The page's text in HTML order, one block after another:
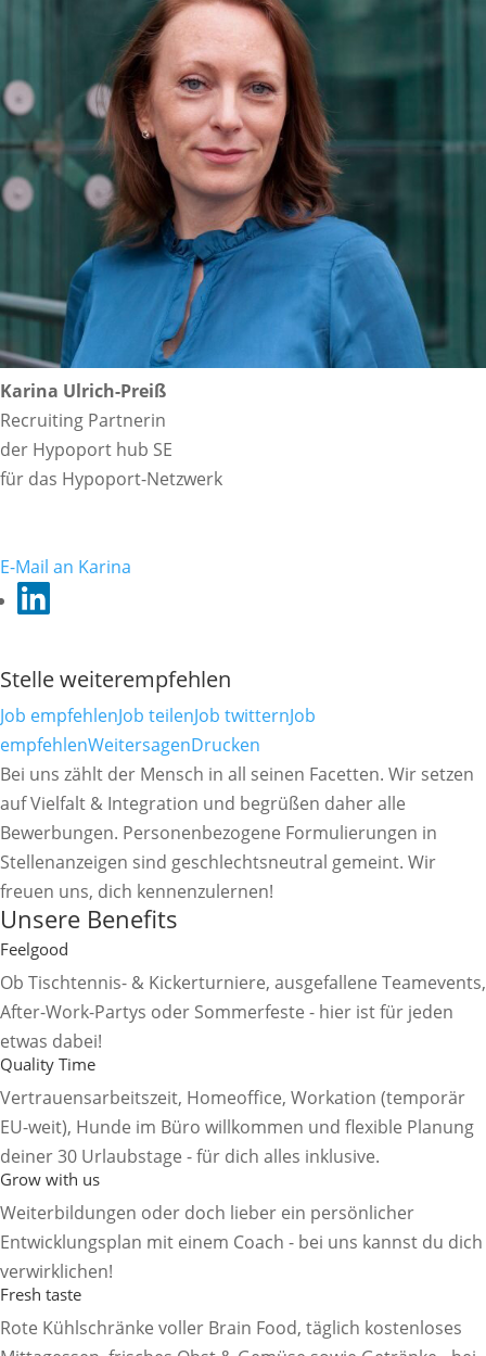
Karina Ulrich-Preiß
Recruiting Partnerin
der Hypoport hub SE
für das Hypoport-Netzwerk
E-Mail an Karina
Stelle weiterempfehlen
Job empfehlenJob teilenJob twitternJob
empfehlenWeitersagenDrucken
Bei uns zählt der Mensch in all seinen Facetten. Wir setzen
auf Vielfalt & Integration und begrüßen daher alle
Bewerbungen. Personenbezogene Formulierungen in
Stellenanzeigen sind geschlechtsneutral gemeint. Wir
freuen uns, dich kennenzulernen!
Unsere Benefits
Feelgood
Ob Tischtennis- & Kickerturniere, ausgefallene Teamevents,
After-Work-Partys oder Sommerfeste - hier ist für jeden
etwas dabei!
Quality Time
Vertrauensarbeitszeit, Homeoffice, Workation (temporär
EU-weit), Hunde im Büro willkommen und flexible Planung
deiner 30 Urlaubstage - für dich alles inklusive.
Grow with us
Weiterbildungen oder doch lieber ein persönlicher
Entwicklungsplan mit einem Coach - bei uns kannst du dich
verwirklichen!
Fresh taste
Rote Kühlschränke voller Brain Food, täglich kostenloses